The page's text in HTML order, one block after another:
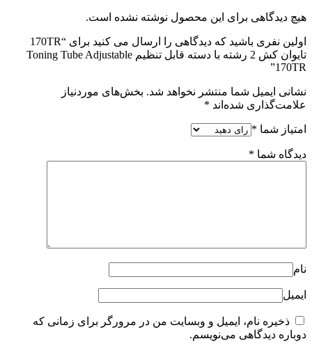
هیچ دیدگاهی برای این محصول نوشته نشده است.
اولین نفری باشید که دیدگاهی را ارسال می کنید برای “170TR
تایوان کش 2 رشته با دسته قابل تنظیم Toning Tube Adjustable
170TR”
نشانی ایمیل شما منتشر نخواهد شد. بخش‌های موردنیاز
علامت‌گذاری شده‌اند *
امتیاز شما *
دیدگاه شما *
نام
ایمیل
ذخیره نام، ایمیل و وبسایت من در مرورگر برای زمانی که
دوباره دیدگاهی می‌نویسم.